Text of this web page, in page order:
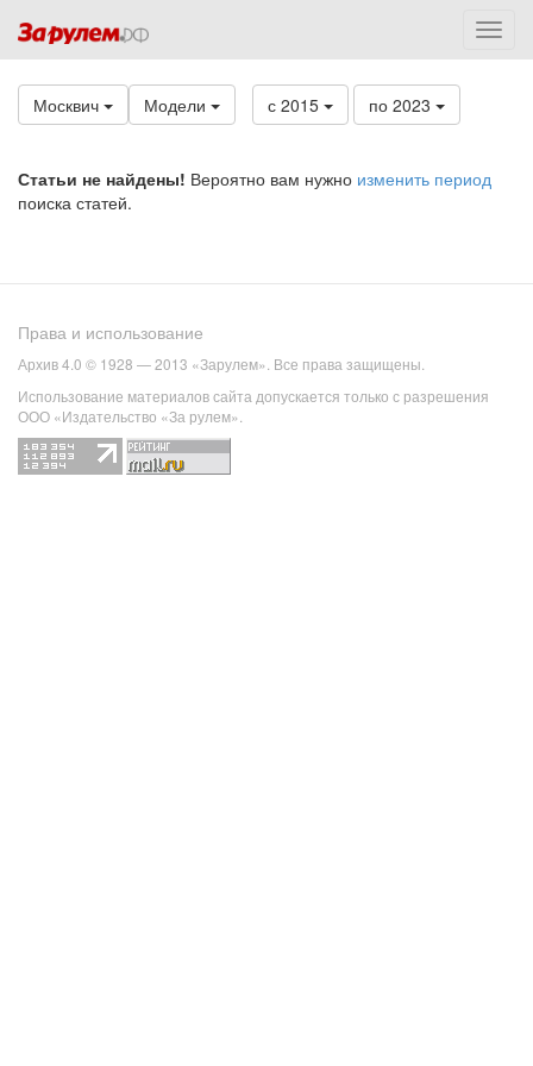
Москвич Модели с 2015 по 2023
Статьи не найдены! Вероятно вам нужно изменить период
поиска статей.
Права и использование
Архив 4.0 © 1928 — 2013 «Зарулем». Все права защищены.
Использование материалов сайта допускается только с разрешения
ООО «Издательство «За рулем».